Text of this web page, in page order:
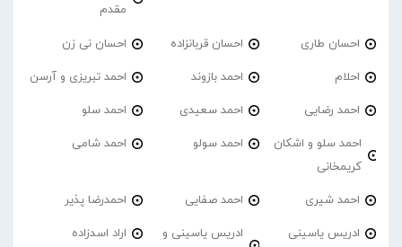
مقدم
احسان طاری احسان قربانزاده احسان نی زن
احلام احمد بازوند احمد تبریزی و آرسن
احمد‌ رضایی احمد سعیدی احمد سلو
احمد سلو و اشکان
کریمخانی
احمد سولو احمد شامی
احمد شیری احمد صفایی احمدرضا پذیر
ادریس یاسینی
ادریس یاسینی و
اراد اسدزاده